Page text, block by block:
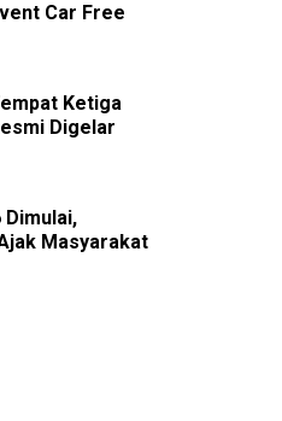
Car Free
Ketiga
Digelar
Dimulai,
Masyarakat